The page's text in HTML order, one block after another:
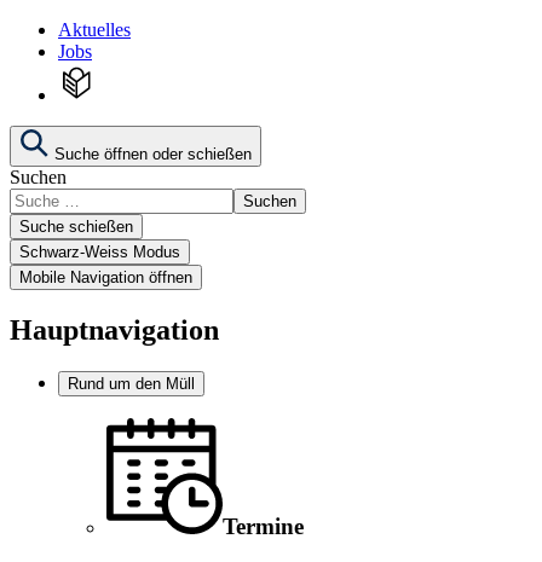
Aktuelles
Jobs
Suche öffnen oder schießen
Suchen
Suchen
Suche schießen
Schwarz-Weiss Modus
Mobile Navigation öffnen
Hauptnavigation
Rund um den Müll
Termine